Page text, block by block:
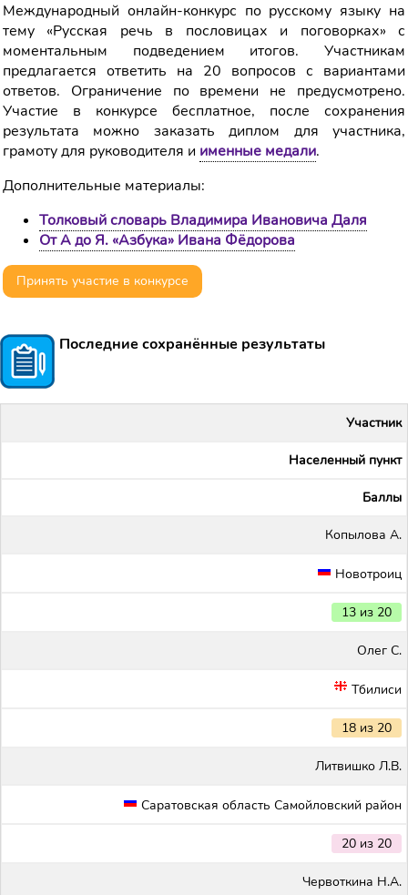
Международный онлайн-конкурс по русскому языку на
тему «Русская речь в пословицах и поговорках» с
моментальным подведением итогов. Участникам
предлагается ответить на 20 вопросов с вариантами
ответов. Ограничение по времени не предусмотрено.
Участие в конкурсе бесплатное, после сохранения
результата можно заказать диплом для участника,
грамоту для руководителя и именные медали.
Дополнительные материалы:
Толковый словарь Владимира Ивановича Даля
От А до Я. «Азбука» Ивана Фёдорова
Принять участие в конкурсе
Последние сохранённые результаты
Участник
Населенный пункт
Баллы
Копылова А.
Новотроиц
13 из 20
Олег С.
Тбилиси
18 из 20
Литвишко Л.В.
Саратовская область Самойловский район
20 из 20
Червоткина Н.А.